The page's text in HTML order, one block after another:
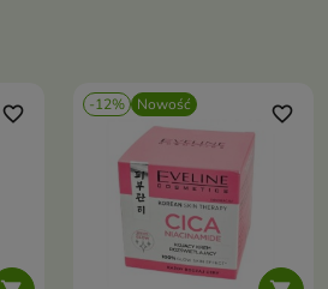
favorite_border -12% Nowość favorite_border